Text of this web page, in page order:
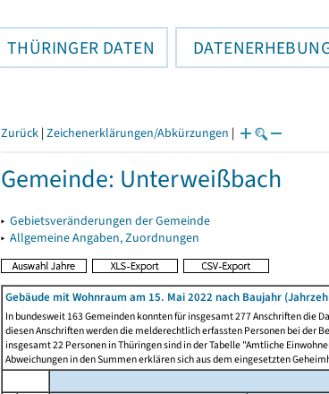
THÜRINGER DATEN
Zurück | Zeichenerklärungen/Abkürzungen |
Gemeinde: Unterweißbach
▸ Gebietsveränderungen der Gemeinde
▸ Allgemeine Angaben, Zuordnungen
Gebäude mit Wohnraum am 15. Mai 2022 nach Baujahr
In bundesweit 163 Gemeinden konnten für insgesamt 277 Anschriften die
diesen Anschriften werden die melderechtlich erfassten Personen bei der
insgesamt 22 Personen in Thüringen sind in der Tabelle "Amtliche
Abweichungen in den Summen erklären sich aus dem eingesetzten